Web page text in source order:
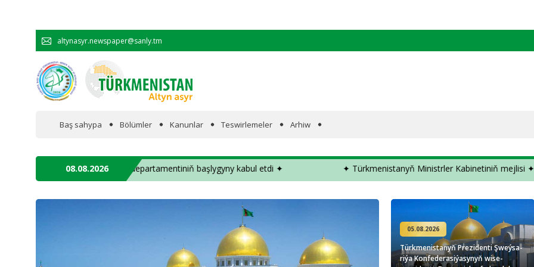
altynasyr.newspaper@sanly.tm
Baş sahypa Bölümler
Wakalaryň jümmişinde
Ykdysadyýet
Kanunlar Teswirlemeler Arhiw
08.08.2026
iş­ler fe­de­ral de­par­ta­men­ti­niň baş­ly­gy­ny ka­bul et­di ✦ ✦ Türkmenistanyň Ministrler Kabinetiniň mejlisi ✦ ✦
05.08.2026
Türk­me­nis­ta­nyň Prezidenti Şweý­sa­
ri­ýa Kon­fe­de­ra­si­ýa­sy­nyň wi­se-